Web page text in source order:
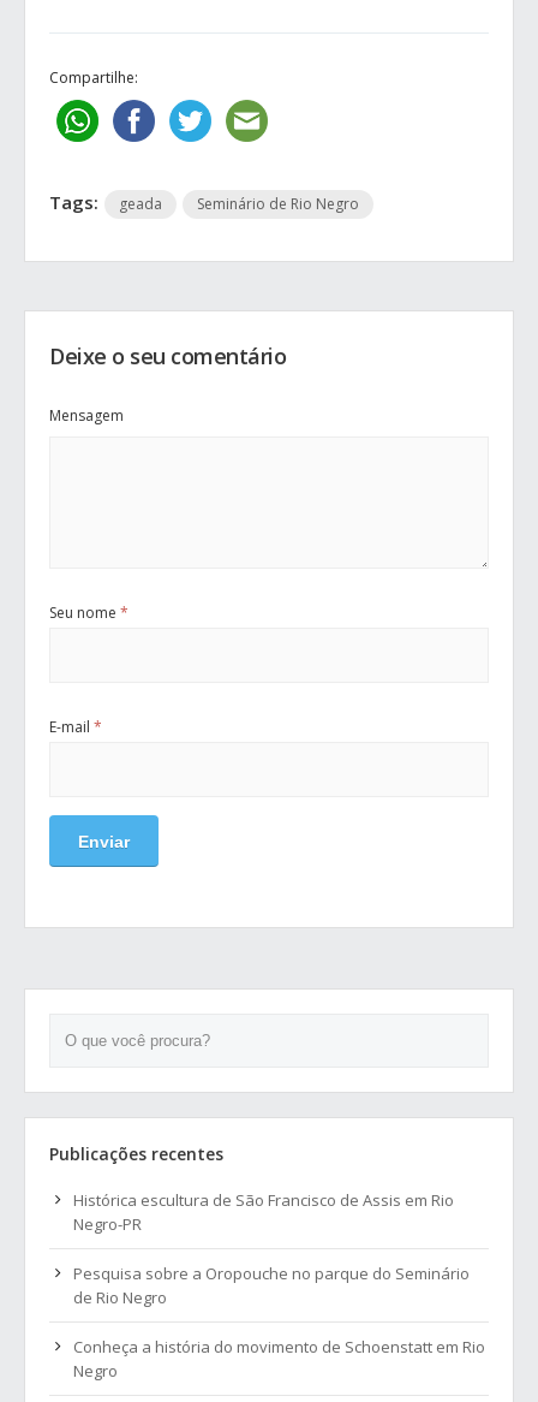
Compartilhe:
Tags: geada Seminário de Rio Negro
Deixe o seu comentário
Mensagem
Seu nome *
E-mail *
Publicações recentes
Histórica escultura de São Francisco de Assis em Rio
Negro-PR
Pesquisa sobre a Oropouche no parque do Seminário
de Rio Negro
Conheça a história do movimento de Schoenstatt em Rio
Negro